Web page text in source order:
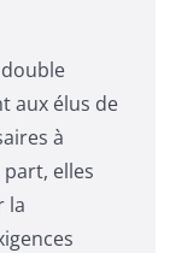
aux élus de
à
part, elles
la